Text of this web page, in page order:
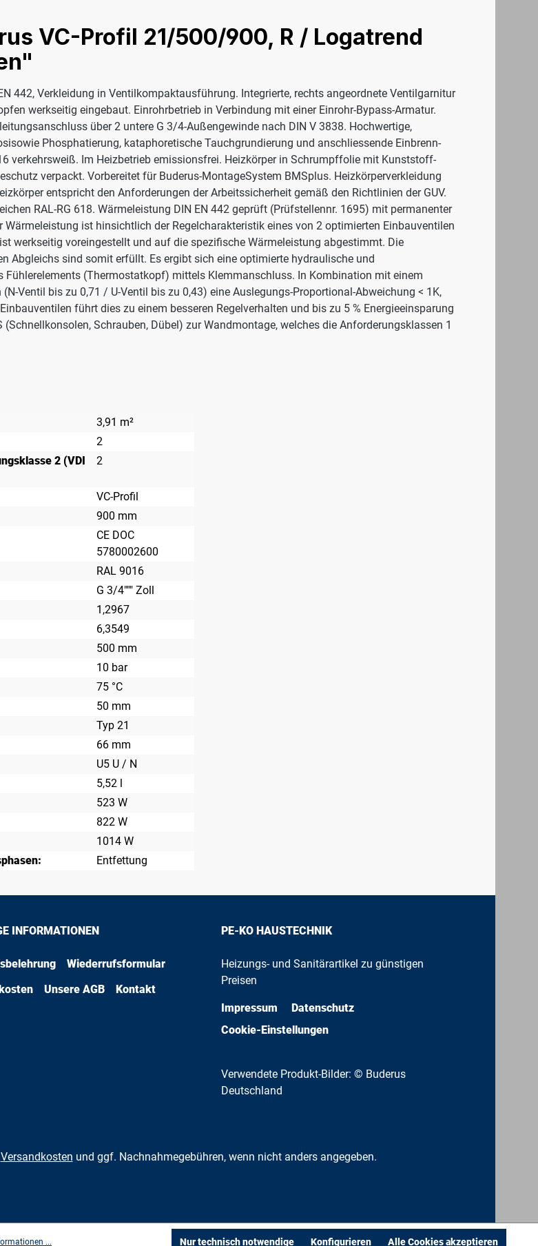
VC-Profil 21/500/900, R / Logatrend
442, Verkleidung in Ventilkompaktausführung. Integrierte, rechts angeordnete Ventilgarnitur
werkseitig eingebaut. Einrohrbetrieb in Verbindung mit einer Einrohr-Bypass-Armatur.
über 2 untere G 3/4-Außengewinde nach DIN V 3838. Hochwertige,
Phosphatierung, kataphoretische Tauchgrundierung und anschliessende Einbrenn-
verkehrsweiß. Im Heizbetrieb emissionsfrei. Heizkörper in Schrumpffolie mit Kunststoff-
verpackt. Vorbereitet für Buderus-MontageSystem BMSplus. Heizkörperverkleidung
entspricht den Anforderungen der Arbeitssicherheit gemäß den Richtlinien der GUV.
RAL-RG 618. Wärmeleistung DIN EN 442 geprüft (Prüfstellennr. 1695) mit permanenter
ist hinsichtlich der Regelcharakteristik eines von 2 optimierten Einbauventilen
werkseitig voreingestellt und auf die spezifische Wärmeleistung abgestimmt. Die
Abgleichs sind somit erfüllt. Es ergibt sich eine optimierte hydraulische und
(Thermostatkopf) mittels Klemmanschluss. In Kombination mit einem
Ventil bis zu 0,71 / U-Ventil bis zu 0,43) eine Auslegungs-Proportional-Abweichung < 1K,
führt dies zu einem besseren Regelverhalten und bis zu 5 % Energieeinsparung
Schrauben, Dübel) zur Wandmontage, welches die Anforderungsklassen 1
3,91 m²
2
2 (VDI
2
VC-Profil
900 mm
CE DOC
5780002600
RAL 9016
G 3/4""" Zoll
1,2967
6,3549
500 mm
10 bar
75 °C
50 mm
Typ 21
66 mm
U5 U / N
5,52 l
523 W
822 W
1014 W
Entfettung
INFORMATIONEN
Wiederrufsformular
Unsere AGB Kontakt
PE-KO HAUSTECHNIK
Heizungs- und Sanitärartikel zu günstigen
Preisen
Impressum
Datenschutz
Cookie-Einstellungen
Verwendete Produkt-Bilder: © Buderus
Deutschland
Versandkosten und ggf. Nachnahmegebühren, wenn nicht anders angegeben.
... Nur technisch notwendige Konfigurieren Alle Cookies akzeptieren